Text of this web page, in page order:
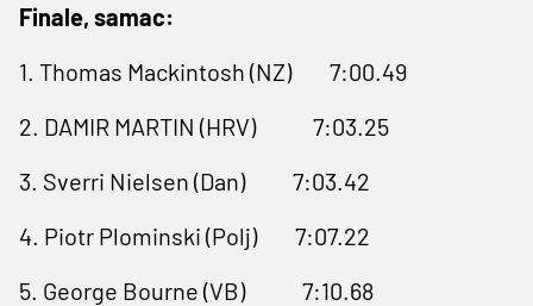
Finale, samac:
1. Thomas Mackintosh (NZ) 7:00.49
2. DAMIR MARTIN (HRV) 7:03.25
3. Sverri Nielsen (Dan) 7:03.42
4. Piotr Plominski (Polj) 7:07.22
5. George Bourne (VB) 7:10.68